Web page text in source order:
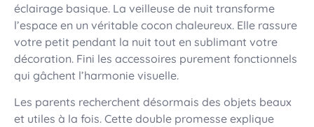
éclairage basique. La veilleuse de nuit transforme
l’espace en un véritable cocon chaleureux. Elle rassure
votre petit pendant la nuit tout en sublimant votre
décoration. Fini les accessoires purement fonctionnels
qui gâchent l’harmonie visuelle.
Les parents recherchent désormais des objets beaux
et utiles à la fois. Cette double promesse explique